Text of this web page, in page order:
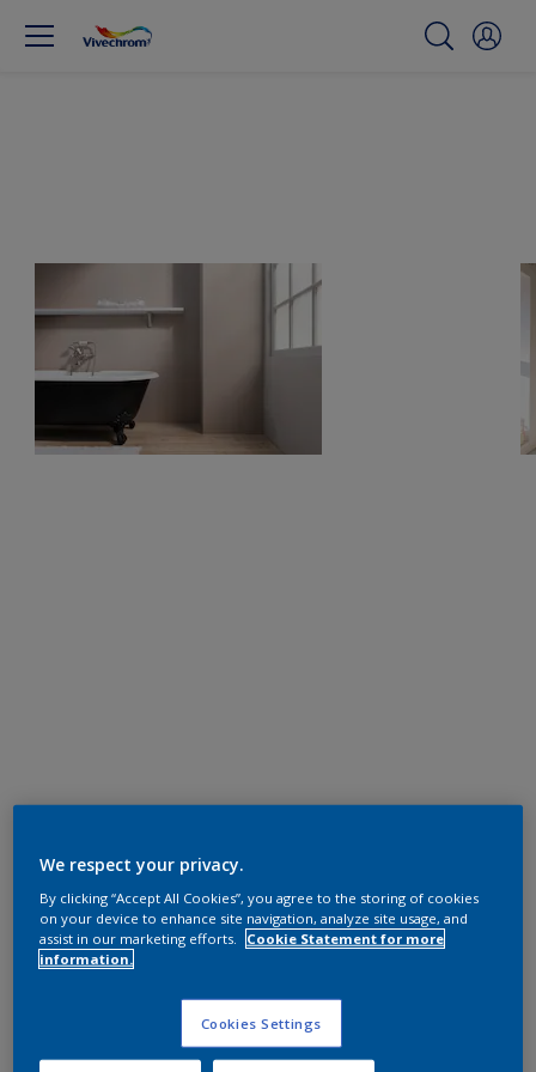
We respect your privacy.
By clicking “Accept All Cookies”, you agree to the storing of cookies
on your device to enhance site navigation, analyze site usage, and
assist in our marketing efforts.
Cookie Statement for more
information.
Cookies Settings